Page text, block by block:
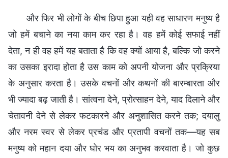
और फिर भी लोगों के बीच छिपा हुआ यही वह साधारण मनुष्य है
जो हमें बचाने का नया काम कर रहा है। वह हमें कोई सफाई नहीं
देता, न ही वह हमें यह बताता है कि वह क्यों आया है, बल्कि जो करने
का उसका इरादा होता है उस काम को अपनी योजना और प्रक्रिया
के अनुसार करता है। उसके वचनों और कथनों की बारम्बारता और
भी ज्यादा बढ़ जाती है। सांत्वना देने, प्रोत्साहन देने, याद दिलाने और
चेतावनी देने से लेकर फटकारने और अनुशासित करने तक; दयालु
और नरम स्वर से लेकर प्रचंड और प्रतापी वचनों तक—यह सब
मनुष्य को महान दया और घोर भय का अनुभव करवाता है। जो कुछ